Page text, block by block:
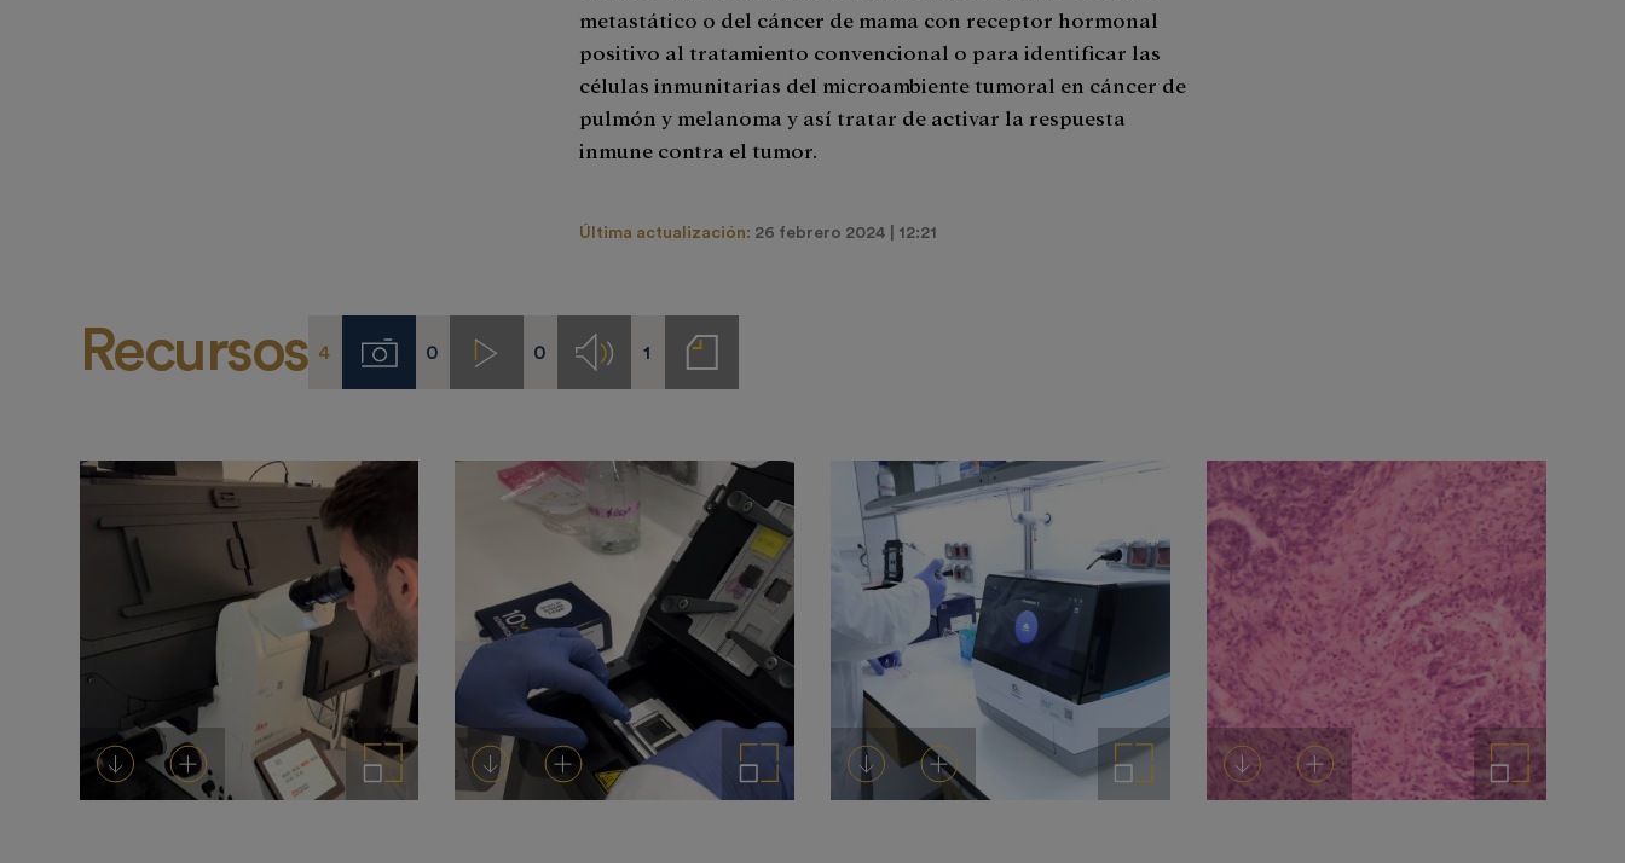
metastático o del cáncer de mama con receptor hormonal
positivo al tratamiento convencional o para identificar las
células inmunitarias del microambiente tumoral en cáncer de
pulmón y melanoma y así tratar de activar la respuesta
inmune contra el tumor.
Última actualización: 26 febrero 2024 | 12:21
Recursos 4 Imágenes
0 Videos0 Audios
1
Notas
de
DescargarAñadir al carrito Ampliar imagen DescargarAñadir al carrito Ampliar imagen DescargarAñadir al carrito Ampliar imagen DescargarAñadir al carrito Ampliar imagen